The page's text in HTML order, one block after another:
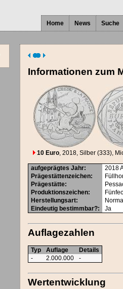
Home News Suche
Informationen zum
10 Euro, 2018, Silber (333),
aufgeprägtes Jahr: 2018
Prägestättenzeichen:
Prägestätte:
Produktionszeichen:
Herstellungsart:
Eindeutig bestimmbar?: Ja
Auflagezahlen
Typ Auflage
Details
-
2.000.000 -
Wertentwicklung